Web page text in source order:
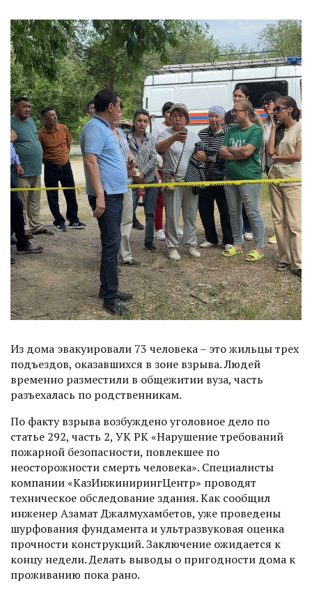
Из дома эвакуировали 73 человека – это жильцы трех
подъездов, оказавшихся в зоне взрыва. Людей
временно разместили в общежитии вуза, часть
разъехалась по родственникам.
По факту взрыва возбуждено уголовное дело по
статье 292, часть 2, УК РК «Нарушение требований
пожарной безопаснос­ти, повлекшее по
неосторожности смерть человека». Специалисты
компании «Каз­ИнжинирингЦентр» проводят
техничес­кое обследование здания. Как сообщил
инженер Азамат Джалмухамбетов, уже проведены
шурфования фундамента и ультразвуковая оценка
прочности конструкций. Заключение ожидается к
концу недели. Делать выводы о пригодности дома к
проживанию пока рано.